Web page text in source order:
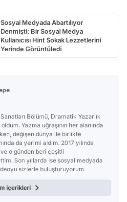
Sosyal Medyada Abartılıyor
Denmişti: Bir Sosyal Medya
Kullanıcısı Hint Sokak Lezzetlerini
Yerinde Görüntüledi
Bölümü, Dramatik Yazarlık
Yazma uğraşının her alanında
değişen dünya ile birlikte
da yerimi aldım. 2017 yılında
o günden beri çeşitli
Son yıllarda ise sosyal medyada
sizlerle buluşturuyorum.
içerikleri